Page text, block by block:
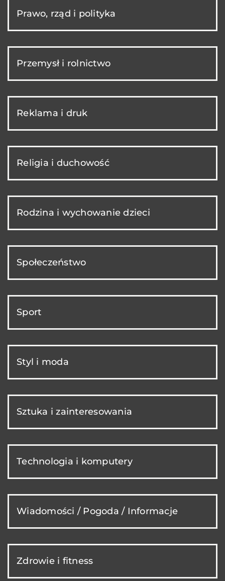
Prawo, rząd i polityka
Przemysł i rolnictwo
Reklama i druk
Religia i duchowość
Rodzina i wychowanie dzieci
Społeczeństwo
Sport
Styl i moda
Sztuka i zainteresowania
Technologia i komputery
Wiadomości / Pogoda / Informacje
Zdrowie i fitness